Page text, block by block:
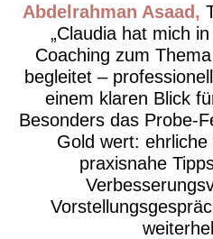
Abdelrahman Asaad
Claudia hat mich
Coaching zum
begleitet –
einem klaren Blick
Besonders das Probe-
Gold wert:
praxisnahe